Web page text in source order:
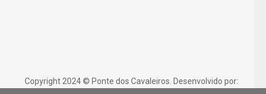
Copyright 2024 © Ponte dos Cavaleiros. Desenvolvido por: